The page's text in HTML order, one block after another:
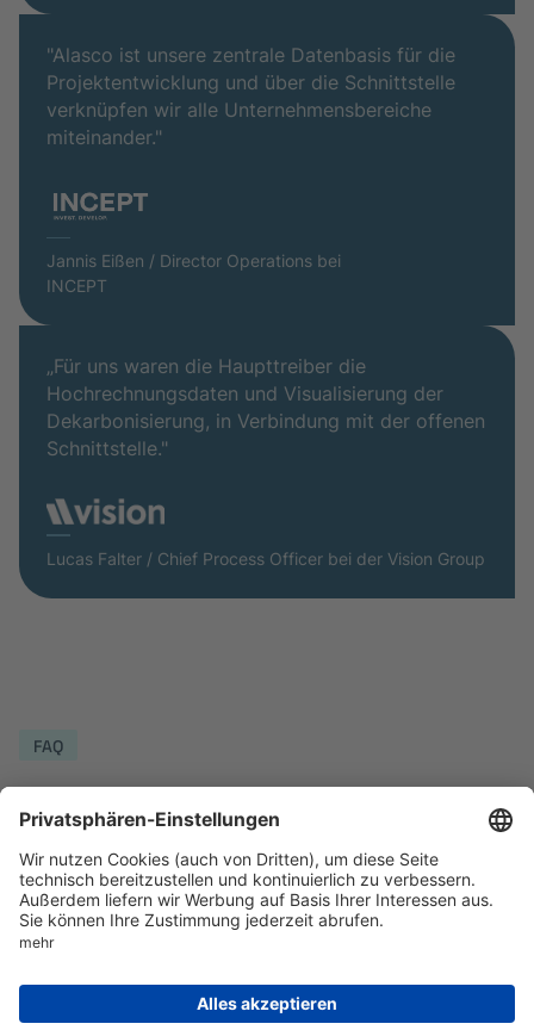
"Alasco ist unsere zentrale Datenbasis für die
Projektentwicklung und über die Schnittstelle
verknüpfen wir alle Unternehmensbereiche
miteinander."
Jannis Eißen / Director Operations bei
INCEPT
„Für uns waren die Haupttreiber die
Hochrechnungsdaten und Visualisierung der
Dekarbonisierung, in Verbindung mit der offenen
Schnittstelle."
Lucas Falter / Chief Process Officer bei der Vision Group
FAQ
Hier haben wir einige
häufig gestellte Fragen für
Sie zusammen­gestellt
Bekomme ich eine Unterstützung bei der
Einrichtung von Alasco?